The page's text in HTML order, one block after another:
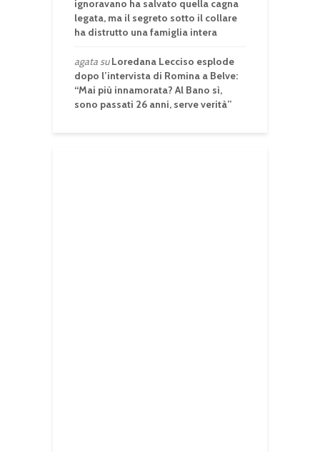
ignoravano ha salvato quella cagna
legata, ma il segreto sotto il collare
ha distrutto una famiglia intera
agatasuLoredana Lecciso esplode
dopo l’intervista di Romina a Belve:
“Mai più innamorata? Al Bano sì,
sono passati 26 anni, serve verità”